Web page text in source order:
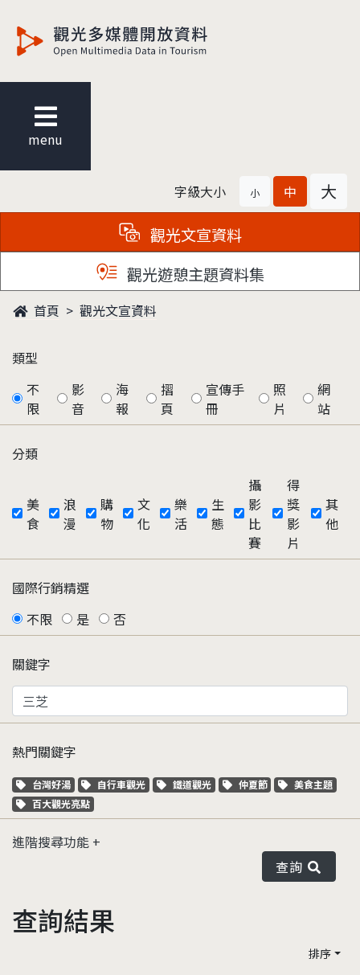
menu
字級大小 小 中 大
觀光文宣資料
觀光遊憩主題資料集
首頁 觀光文宣資料
類型
不
限
影
音
海
報
摺
頁
宣傳手
冊
照
片
網
站
分類
美
食
浪
漫
購
物
文
化
樂
活
生
態
攝
影
比
賽
得
獎
影
片
其
他
國際行銷精選
不限
是 否
關鍵字
熱門關鍵字
關鍵字標籤
台灣好湯 關鍵字標籤
自行車觀光 關鍵字標籤
鐵道觀光 關鍵字標籤
仲夏節 關鍵字標籤
美食主題
關鍵字標籤
百大觀光亮點
進階搜尋功能
查詢
查詢結果
排序